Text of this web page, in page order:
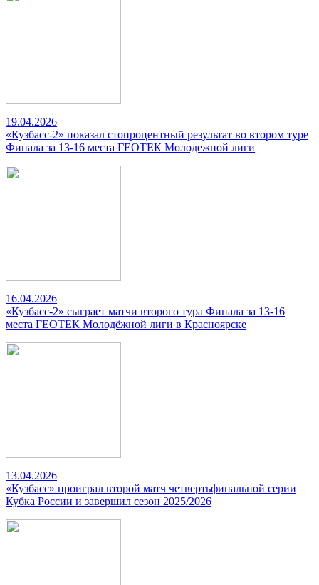
19.04.2026
«Кузбасс-2» показал стопроцентный результат во втором туре
Финала за 13-16 места ГЕОТЕК Молодежной лиги
16.04.2026
«Кузбасс-2» сыграет матчи второго тура Финала за 13-16
места ГЕОТЕК Молодёжной лиги в Красноярске
13.04.2026
«Кузбасс» проиграл второй матч четвертьфинальной серии
Кубка России и завершил сезон 2025/2026